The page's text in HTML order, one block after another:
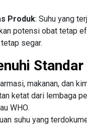
Produk: Suhu yang
potensi obat tetap
segar.
Standar
makanan, dan
ketat dari lembaga
WHO.
suhu yang